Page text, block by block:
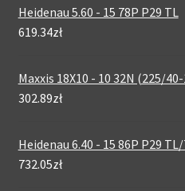
Heidenau 5.60 - 15 78P P29 TL
619.34zł
Maxxis 18X10 - 10 32N (225/
302.89zł
Heidenau 6.40 - 15 86P P29
732.05zł